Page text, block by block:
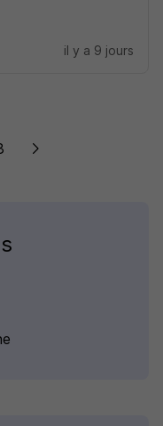
il y a 9 jours